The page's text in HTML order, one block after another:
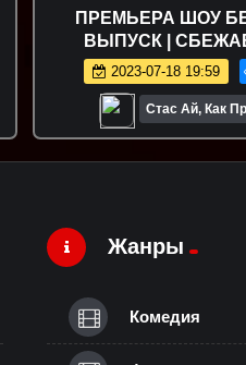
ПРЕМЬЕРА ШОУ
ВЫПУСК |
2023-07-18 19:59
Стас Ай, Как
Жанры
Комедия